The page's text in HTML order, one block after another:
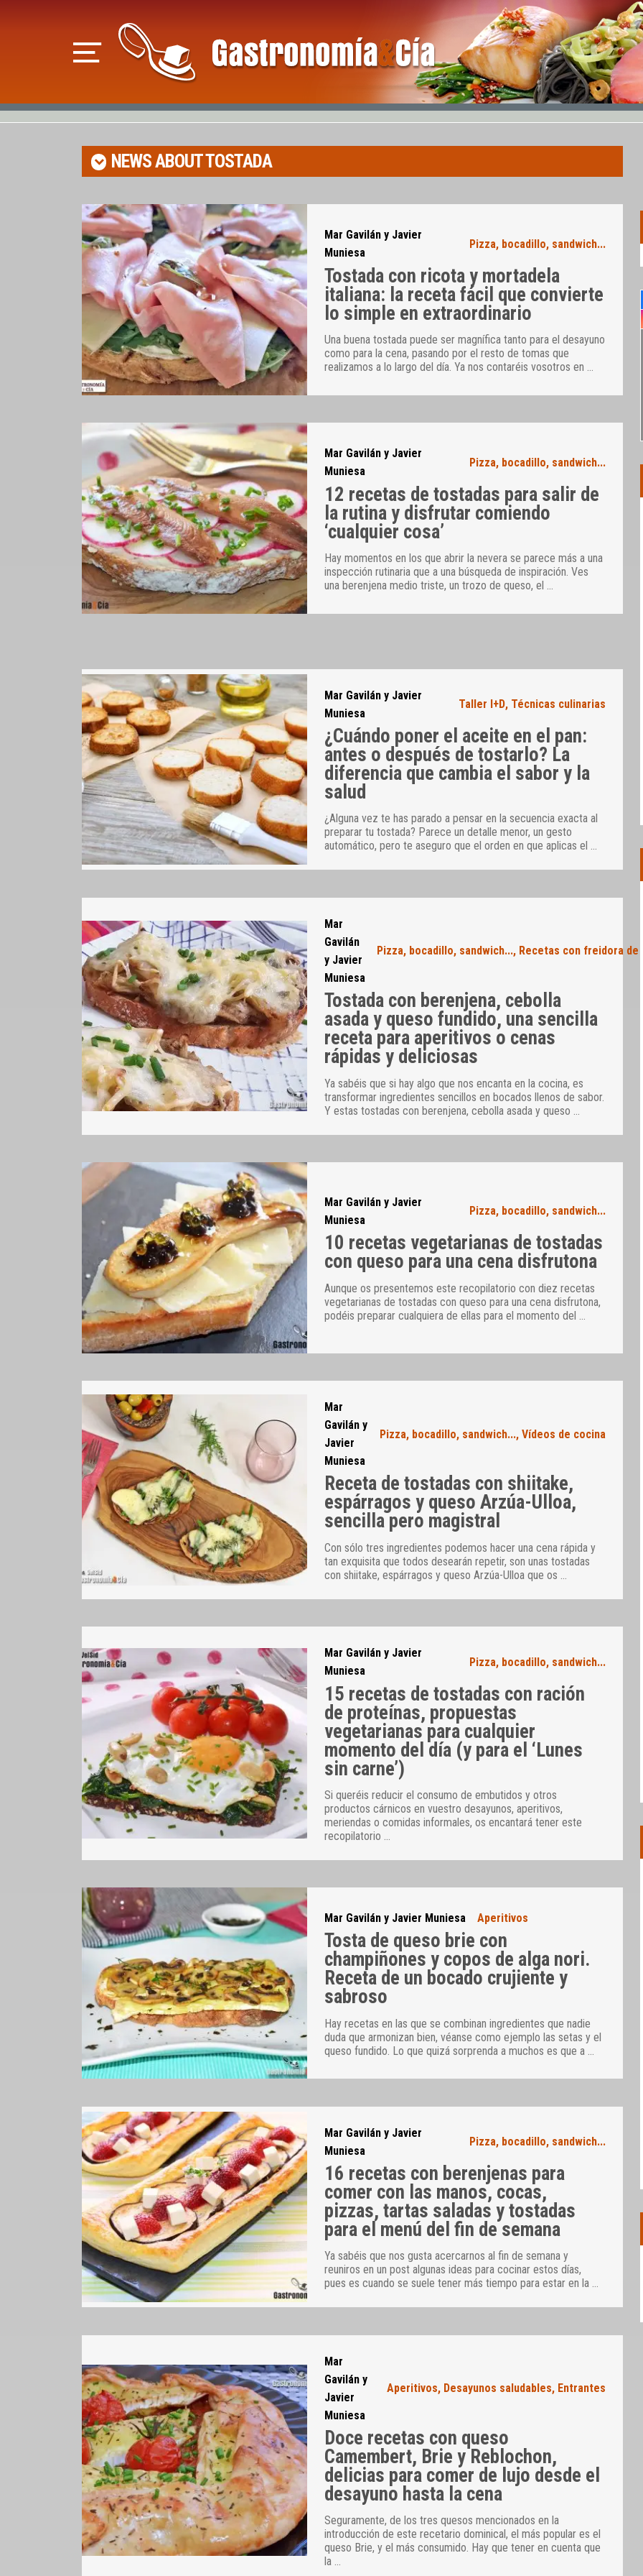
NEWS ABOUTTOSTADA
Mar Gavilán y Javier
Muniesa
Pizza, bocadillo, sandwich...
Tostada con ricota y mortadela
italiana: la receta fácil que convierte
lo simple en extraordinario
Una buena tostada puede ser magnífica tanto para el desayuno
como para la cena, pasando por el resto de tomas que
realizamos a lo largo del día. Ya nos contaréis vosotros en …
Mar Gavilán y Javier
Muniesa
Pizza, bocadillo, sandwich...
12 recetas de tostadas para salir de
la rutina y disfrutar comiendo
‘cualquier cosa’
Hay momentos en los que abrir la nevera se parece más a una
inspección rutinaria que a una búsqueda de inspiración. Ves
una berenjena medio triste, un trozo de queso, el …
Mar Gavilán y Javier
Muniesa
Taller I+D, Técnicas culinarias
¿Cuándo poner el aceite en el pan:
antes o después de tostarlo? La
diferencia que cambia el sabor y la
salud
¿Alguna vez te has parado a pensar en la secuencia exacta al
preparar tu tostada? Parece un detalle menor, un gesto
automático, pero te aseguro que el orden en que aplicas el …
Mar
Gavilán
y Javier
Muniesa
Pizza, bocadillo, sandwich..., Recetas con freidora
Tostada con berenjena, cebolla
asada y queso fundido, una sencilla
receta para aperitivos o cenas
rápidas y deliciosas
Ya sabéis que si hay algo que nos encanta en la cocina, es
transformar ingredientes sencillos en bocados llenos de sabor.
Y estas tostadas con berenjena, cebolla asada y queso
Mar Gavilán y Javier
Muniesa
Pizza, bocadillo, sandwich...
10 recetas vegetarianas de tostadas
con queso para una cena disfrutona
Aunque os presentemos este recopilatorio con diez recetas
vegetarianas de tostadas con queso para una cena disfrutona,
podéis preparar cualquiera de ellas para el momento del
Mar
Gavilán y
Javier
Muniesa
Pizza, bocadillo, sandwich..., Vídeos de cocina
Receta de tostadas con shiitake,
espárragos y queso Arzúa-Ulloa,
sencilla pero magistral
Con sólo tres ingredientes podemos hacer una cena rápida y
tan exquisita que todos desearán repetir, son unas tostadas
con shiitake, espárragos y queso Arzúa-Ulloa que os …
Mar Gavilán y Javier
Muniesa
Pizza, bocadillo, sandwich...
15 recetas de tostadas con ración
de proteínas, propuestas
vegetarianas para cualquier
momento del día (y para el ‘Lunes
sin carne’)
Si queréis reducir el consumo de embutidos y otros
productos cárnicos en vuestro desayunos, aperitivos,
meriendas o comidas informales, os encantará tener este
recopilatorio …
Mar Gavilán y Javier Muniesa Aperitivos
Tosta de queso brie con
champiñones y copos de alga nori.
Receta de un bocado crujiente y
sabroso
Hay recetas en las que se combinan ingredientes que nadie
duda que armonizan bien, véanse como ejemplo las setas y el
queso fundido. Lo que quizá sorprenda a muchos es que a
Mar Gavilán y Javier
Muniesa
Pizza, bocadillo, sandwich...
16 recetas con berenjenas para
comer con las manos, cocas,
pizzas, tartas saladas y tostadas
para el menú del fin de semana
Ya sabéis que nos gusta acercarnos al fin de semana y
reuniros en un post algunas ideas para cocinar estos días,
pues es cuando se suele tener más tiempo para estar en la …
Mar
Gavilán y
Javier
Muniesa
Aperitivos, Desayunos saludables, Entrantes
Doce recetas con queso
Camembert, Brie y Reblochon,
delicias para comer de lujo desde el
desayuno hasta la cena
Seguramente, de los tres quesos mencionados en la
introducción de este recetario dominical, el más popular es el
queso Brie, y el más consumido. Hay que tener en cuenta que
la …